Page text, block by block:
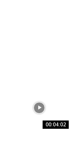
00:04:02